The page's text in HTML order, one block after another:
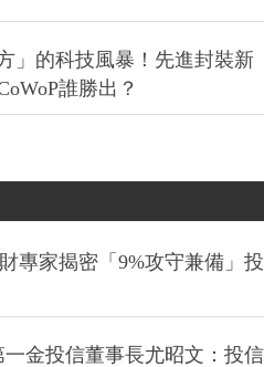
」的科技風暴！先進封裝新
誰勝出？
專家揭密「9%攻守兼備」投
金投信董事長尤昭文：投信